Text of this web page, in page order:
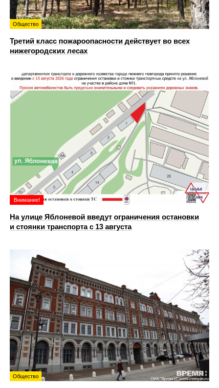
Общество
Третий класс пожароопасности действует во всех
нижегородских лесах
Внимание!
На улице Яблоневой введут ограничения остановки
и стоянки транспорта с 13 августа
Общество